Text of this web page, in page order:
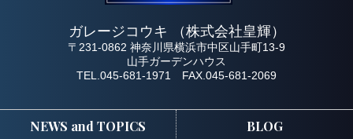
ガレージコウキ （株式会社皇輝）
〒231-0862 神奈川県横浜市中区山手町13-9
山手ガーデンハウス
TEL.045-681-1971 FAX.045-681-2069
NEWS and TOPICS
BLOG